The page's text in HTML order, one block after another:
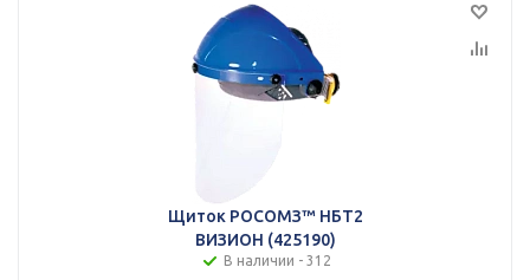
Щиток РОСОМЗ™ НБТ2
ВИЗИОН (425190)
В наличии - 312